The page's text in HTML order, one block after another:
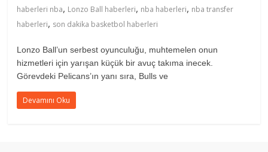
haberleri nba, Lonzo Ball haberleri, nba haberleri, nba transfer
haberleri, son dakika basketbol haberleri
Lonzo Ball’un serbest oyunculuğu, muhtemelen onun
hizmetleri için yarışan küçük bir avuç takıma inecek.
Görevdeki Pelicans’ın yanı sıra, Bulls ve
Devamını Oku